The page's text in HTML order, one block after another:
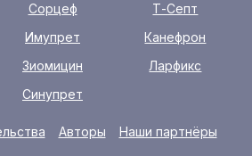
Сорцеф
Т-Септ
Имупрет
Канефрон
Зиомицин
Ларфикс
Синупрет
Авторы
Наши партнёры